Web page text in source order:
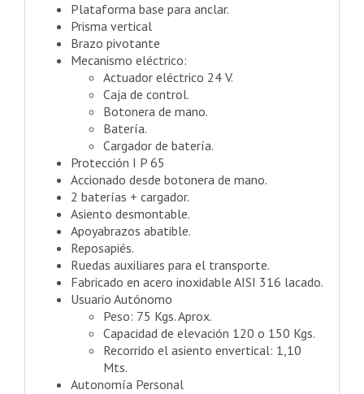
Plataforma base para anclar.
Prisma vertical
Brazo pivotante
Mecanismo eléctrico:
Actuador eléctrico 24 V.
Caja de control.
Botonera de mano.
Batería.
Cargador de batería.
Protección I P 65
Accionado desde botonera de mano.
2 baterías + cargador.
Asiento desmontable.
Apoyabrazos abatible.
Reposapiés.
Ruedas auxiliares para el transporte.
Fabricado en acero inoxidable AISI 316 lacado.
Usuario Autónomo
Peso: 75 Kgs. Aprox.
Capacidad de elevación 120 o 150 Kgs.
Recorrido el asiento envertical: 1,10
Mts.
Autonomía Personal